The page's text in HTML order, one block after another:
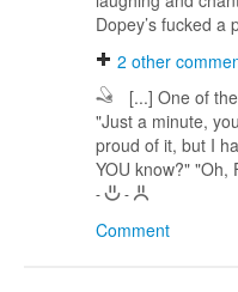
Dopey’s fucked a
2 other
[...] One of
"Just a minute,
proud of it, but I
YOU know?" "Oh,
- -
Comment